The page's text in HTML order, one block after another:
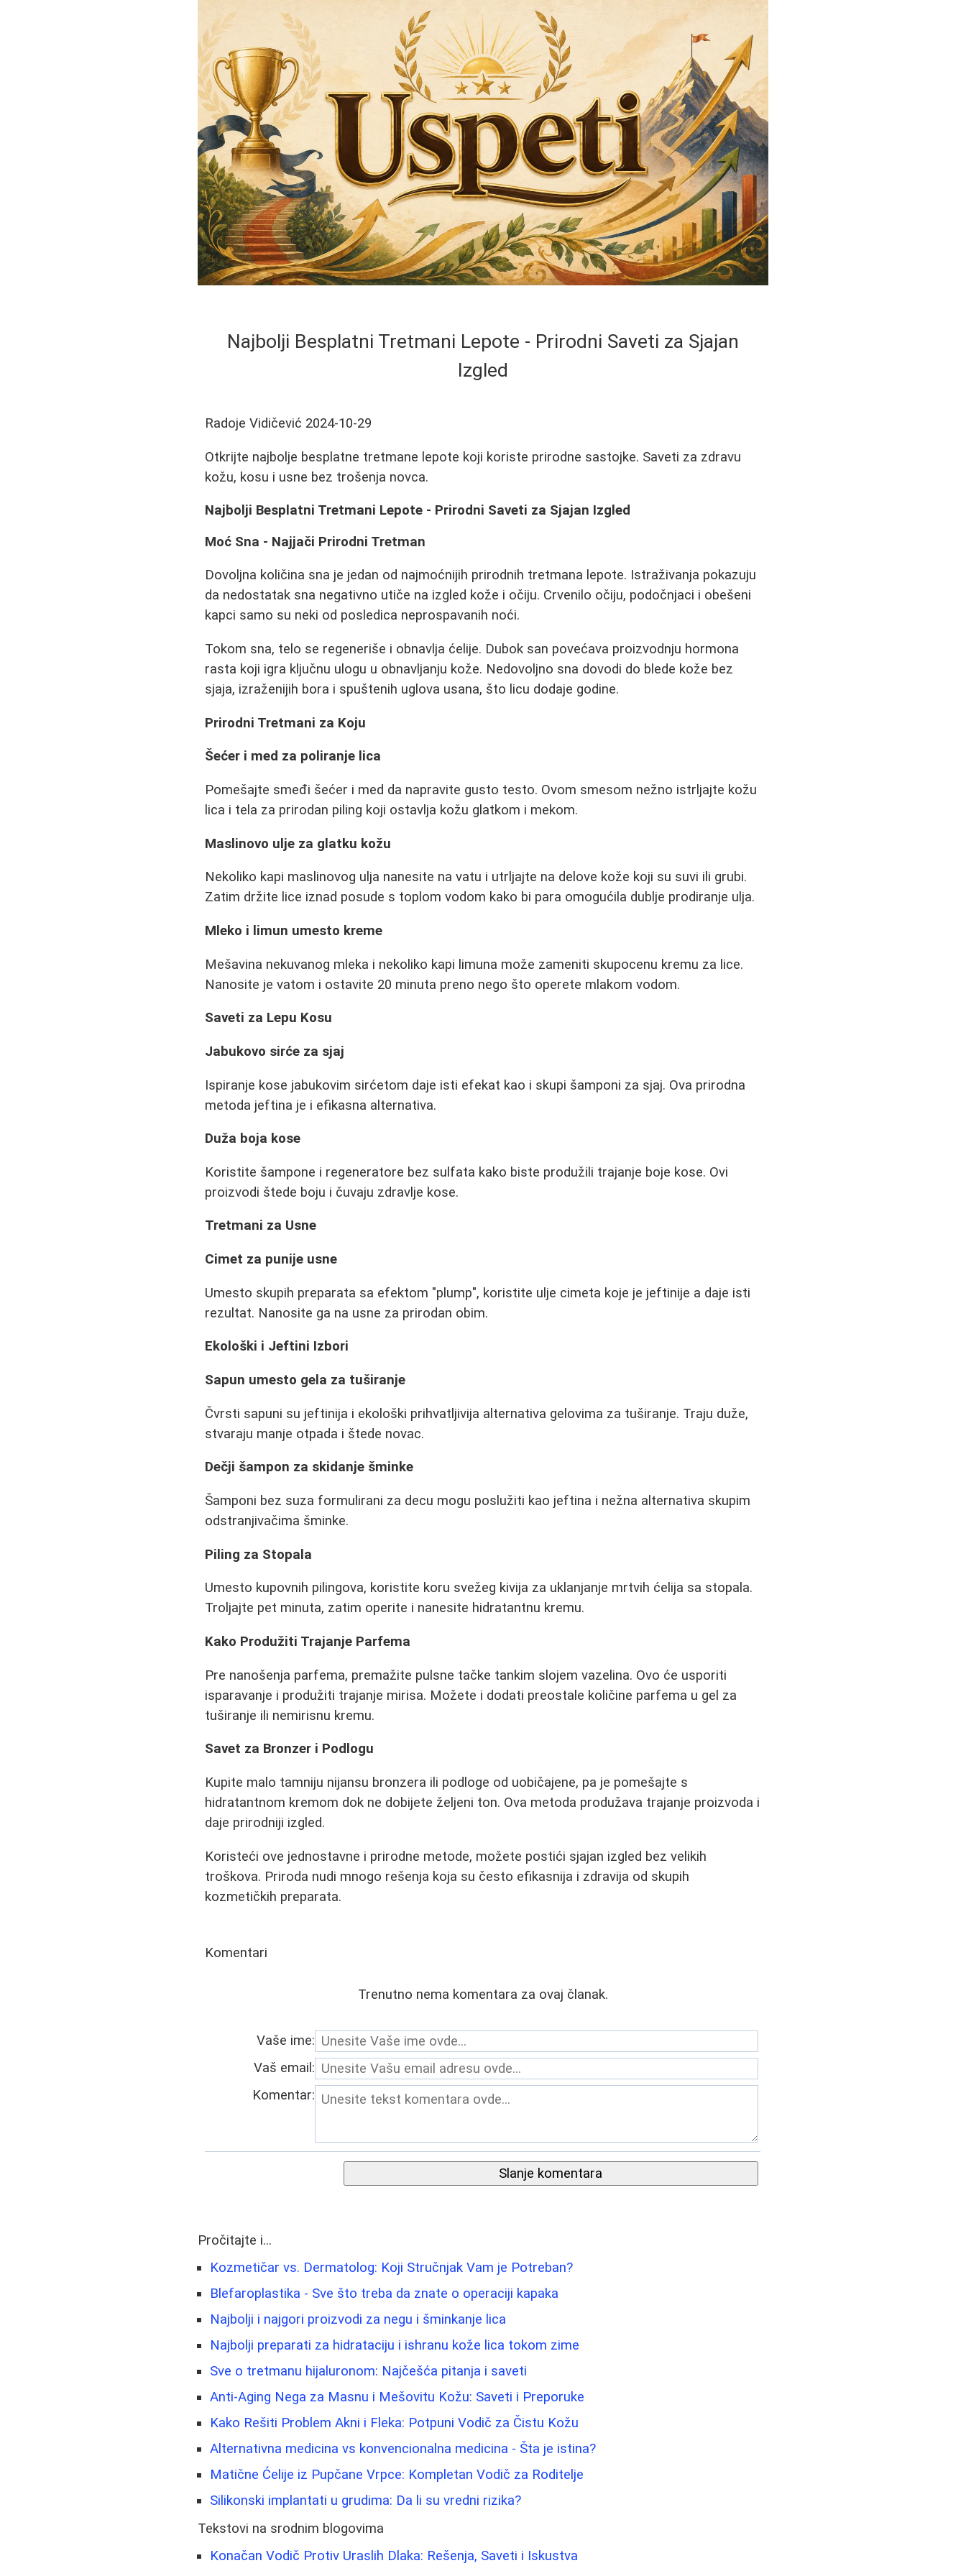
Najbolji Besplatni Tretmani Lepote - Prirodni Saveti za Sjajan
Izgled
Radoje Vidičević 2024-10-29
Otkrijte najbolje besplatne tretmane lepote koji koriste prirodne sastojke. Saveti za zdravu
kožu, kosu i usne bez trošenja novca.
Najbolji Besplatni Tretmani Lepote - Prirodni Saveti za Sjajan Izgled
Moć Sna - Najjači Prirodni Tretman
Dovoljna količina sna je jedan od najmoćnijih prirodnih tretmana lepote. Istraživanja pokazuju
da nedostatak sna negativno utiče na izgled kože i očiju. Crvenilo očiju, podočnjaci i obešeni
kapci samo su neki od posledica neprospavanih noći.
Tokom sna, telo se regeneriše i obnavlja ćelije. Dubok san povećava proizvodnju hormona
rasta koji igra ključnu ulogu u obnavljanju kože. Nedovoljno sna dovodi do blede kože bez
sjaja, izraženijih bora i spuštenih uglova usana, što licu dodaje godine.
Prirodni Tretmani za Koju
Šećer i med za poliranje lica
Pomešajte smeđi šećer i med da napravite gusto testo. Ovom smesom nežno istrljajte kožu
lica i tela za prirodan piling koji ostavlja kožu glatkom i mekom.
Maslinovo ulje za glatku kožu
Nekoliko kapi maslinovog ulja nanesite na vatu i utrljajte na delove kože koji su suvi ili grubi.
Zatim držite lice iznad posude s toplom vodom kako bi para omogućila dublje prodiranje ulja.
Mleko i limun umesto kreme
Mešavina nekuvanog mleka i nekoliko kapi limuna može zameniti skupocenu kremu za lice.
Nanosite je vatom i ostavite 20 minuta preno nego što operete mlakom vodom.
Saveti za Lepu Kosu
Jabukovo sirće za sjaj
Ispiranje kose jabukovim sirćetom daje isti efekat kao i skupi šamponi za sjaj. Ova prirodna
metoda jeftina je i efikasna alternativa.
Duža boja kose
Koristite šampone i regeneratore bez sulfata kako biste produžili trajanje boje kose. Ovi
proizvodi štede boju i čuvaju zdravlje kose.
Tretmani za Usne
Cimet za punije usne
Umesto skupih preparata sa efektom "plump", koristite ulje cimeta koje je jeftinije a daje isti
rezultat. Nanosite ga na usne za prirodan obim.
Ekološki i Jeftini Izbori
Sapun umesto gela za tuširanje
Čvrsti sapuni su jeftinija i ekološki prihvatljivija alternativa gelovima za tuširanje. Traju duže,
stvaraju manje otpada i štede novac.
Dečji šampon za skidanje šminke
Šamponi bez suza formulirani za decu mogu poslužiti kao jeftina i nežna alternativa skupim
odstranjivačima šminke.
Piling za Stopala
Umesto kupovnih pilingova, koristite koru svežeg kivija za uklanjanje mrtvih ćelija sa stopala.
Troljajte pet minuta, zatim operite i nanesite hidratantnu kremu.
Kako Produžiti Trajanje Parfema
Pre nanošenja parfema, premažite pulsne tačke tankim slojem vazelina. Ovo će usporiti
isparavanje i produžiti trajanje mirisa. Možete i dodati preostale količine parfema u gel za
tuširanje ili nemirisnu kremu.
Savet za Bronzer i Podlogu
Kupite malo tamniju nijansu bronzera ili podloge od uobičajene, pa je pomešajte s
hidratantnom kremom dok ne dobijete željeni ton. Ova metoda produžava trajanje proizvoda i
daje prirodniji izgled.
Koristeći ove jednostavne i prirodne metode, možete postići sjajan izgled bez velikih
troškova. Priroda nudi mnogo rešenja koja su često efikasnija i zdravija od skupih
kozmetičkih preparata.
Komentari
Trenutno nema komentara za ovaj članak.
Vaše ime:
Vaš email:
Komentar:
Slanje komentara
Pročitajte i...
Kozmetičar vs. Dermatolog: Koji Stručnjak Vam je Potreban?
Blefaroplastika - Sve što treba da znate o operaciji kapaka
Najbolji i najgori proizvodi za negu i šminkanje lica
Najbolji preparati za hidrataciju i ishranu kože lica tokom zime
Sve o tretmanu hijaluronom: Najčešća pitanja i saveti
Anti-Aging Nega za Masnu i Mešovitu Kožu: Saveti i Preporuke
Kako Rešiti Problem Akni i Fleka: Potpuni Vodič za Čistu Kožu
Alternativna medicina vs konvencionalna medicina - Šta je istina?
Matične Ćelije iz Pupčane Vrpce: Kompletan Vodič za Roditelje
Silikonski implantati u grudima: Da li su vredni rizika?
Tekstovi na srodnim blogovima
Konačan Vodič Protiv Uraslih Dlaka: Rešenja, Saveti i Iskustva